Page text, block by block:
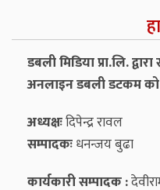
डबली मिडिया प्रा.लि.
अनलाइन डबली डटकम
अध्यक्षःदिपेन्द्र रावल
सम्पादकःधनन्‍जय बुढा
कार्यकारी सम्पादक :